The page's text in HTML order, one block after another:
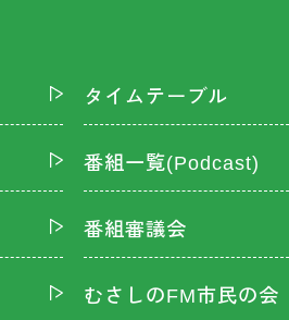
タイムテーブル
番組一覧(Podcast)
番組審議会
むさしのFM市民の会